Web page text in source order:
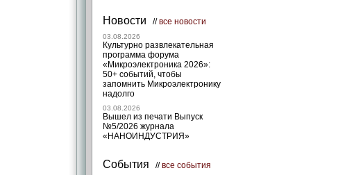
Новости //все новости
03.08.2026
Культурно развлекательная
программа форума
«Микроэлектроника 2026»:
50+ событий, чтобы
запомнить Микроэлектронику
надолго
03.08.2026
Вышел из печати Выпуск
№5/2026 журнала
«НАНОИНДУСТРИЯ»
События //все события